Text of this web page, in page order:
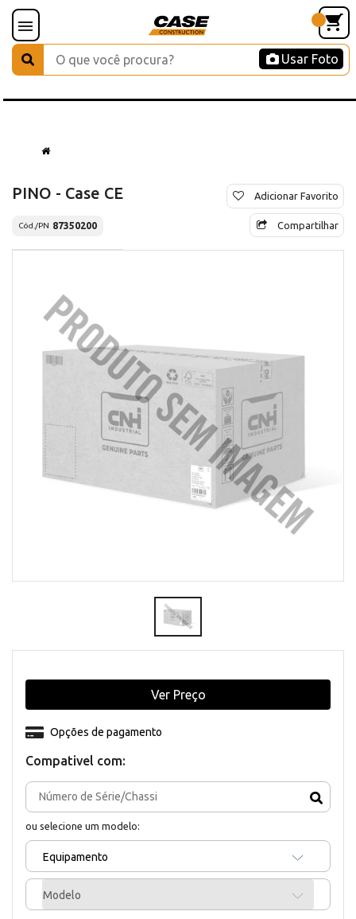
Usar Foto
PINO - Case CE
Cód./PN 87350200
Adicionar Favorito
Compartilhar
Compativel com:
ou selecione um modelo:
Equipamento
Modelo
Opções de pagamento
Ver Preço